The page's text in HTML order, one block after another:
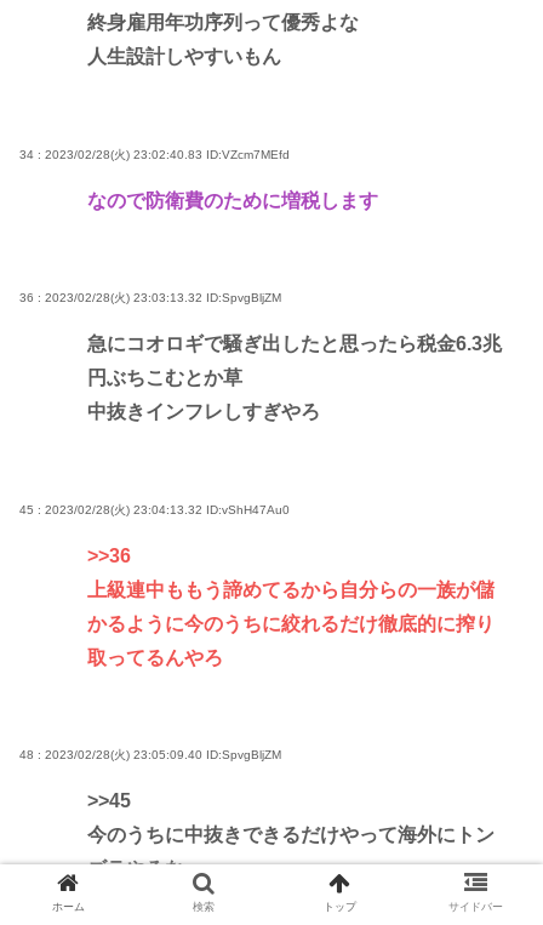
終身雇用年功序列って優秀よな
人生設計しやすいもん
34 : 2023/02/28(火) 23:02:40.83 ID:VZcm7MEfd
なので防衛費のために増税します
36 : 2023/02/28(火) 23:03:13.32 ID:SpvgBljZM
急にコオロギで騒ぎ出したと思ったら税金6.3兆
円ぶちこむとか草
中抜きインフレしすぎやろ
45 : 2023/02/28(火) 23:04:13.32 ID:vShH47Au0
>>36
上級連中ももう諦めてるから自分らの一族が儲
かるように今のうちに絞れるだけ徹底的に搾り
取ってるんやろ
48 : 2023/02/28(火) 23:05:09.40 ID:SpvgBljZM
>>45
今のうちに中抜きできるだけやって海外にトン
ズラやろな
ホーム 検索 トップ サイドバー